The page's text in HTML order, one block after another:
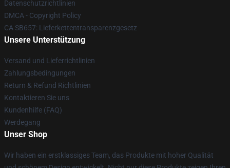
Datenschutzrichtlinien
DMCA - Copyright Policy
CA SB657: Lieferkettentransparenzgesetz
Unsere Unterstützung
Versand und Lieferrichtlinien
Zahlungsbedingungen
Return & Refund Richtlinien
Kontaktieren Sie uns
Kundenhilfe (FAQ)
Werdegang
Unser Shop
Wir haben ein erstklassiges Team, das Produkte mit hoher Qualität